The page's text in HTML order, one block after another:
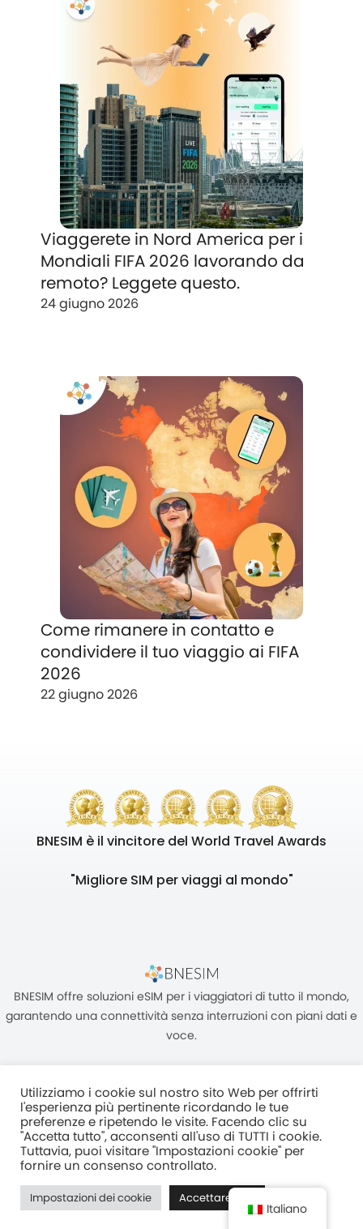
Viaggerete in Nord America per i
Mondiali FIFA 2026 lavorando da
remoto? Leggete questo.
24 giugno 2026
Come rimanere in contatto e
condividere il tuo viaggio ai FIFA
2026
22 giugno 2026
BNESIM è il vincitore del World Travel Awards
"Migliore SIM per viaggi al mondo"
BNESIM offre soluzioni eSIM per i viaggiatori di tutto il mondo,
garantendo una connettività senza interruzioni con piani dati e
voce.
Unità C, 8/F, King Palace Plaza, NO:55 King Yip Street, Kwun Tong,
Kowloon, HONG KONG
2017–2025 BNESIM LIMITED Tutti i diritti riservati
Normativa Sulla Privacy Termini e condizioni Fair Use Policy
Utilizziamo i cookie sul nostro sito Web per offrirti
l'esperienza più pertinente ricordando le tue
preferenze e ripetendo le visite. Facendo clic su
"Accetta tutto", acconsenti all'uso di TUTTI i cookie.
Tuttavia, puoi visitare "Impostazioni cookie" per
fornire un consenso controllato.
Impostazioni dei cookie Accettare tutti
Italiano